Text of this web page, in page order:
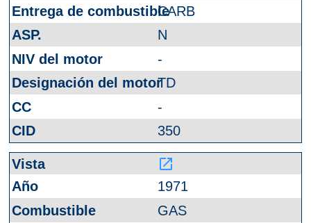
CARB
N
-
TD
-
350
launch
1971
GAS